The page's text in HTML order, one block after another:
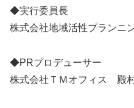
◆実行委員長
株式会社地域活性プランニ
◆PRプロデューサー
株式会社ＴＭオフィス 殿